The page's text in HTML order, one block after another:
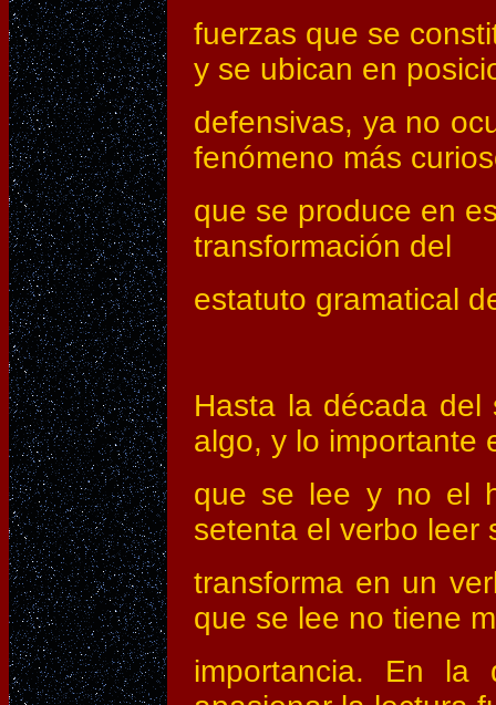
fuerzas que se
y se ubican en
defensivas, ya no
fenómeno más
que se produce en
transformación del
estatuto gramatical
Hasta la década
algo, y lo importante
que se lee y no el
setenta el verbo leer
transforma en un
que se lee no tiene
importancia. En